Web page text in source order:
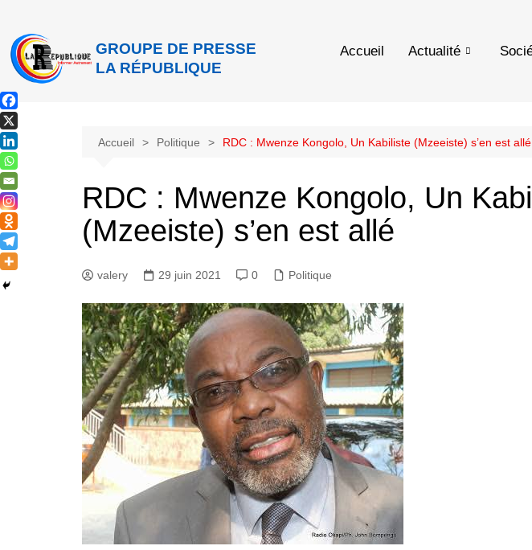
GROUPE DE PRESSE
LA RÉPUBLIQUE
Accueil Actualité
Accueil Politique RDC : Mwenze Kongolo, Un Kabiliste (Mzeeiste) s’en est allé
RDC : Mwenze Kongolo, Un
(Mzeeiste) s’en est allé
valery 29 juin 2021 0 Politique